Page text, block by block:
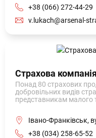
+38 (066) 272-44-29
v.lukach@arsenal-
Страхова
Понад 80 страхових
добровільних видів
представникам малого
Івано-Франківськ,
+38 (034) 258-65-52